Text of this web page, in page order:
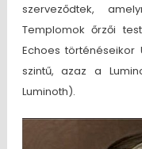
szerveződtek,
Templomok őrzői
Echoes
szintű, azaz a
Luminoth).